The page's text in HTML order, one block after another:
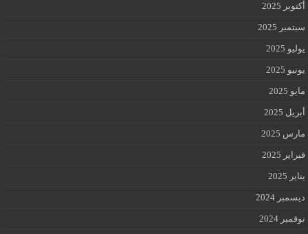
أكتوبر 2025
سبتمبر 2025
يوليو 2025
يونيو 2025
مايو 2025
أبريل 2025
مارس 2025
فبراير 2025
يناير 2025
ديسمبر 2024
نوفمبر 2024